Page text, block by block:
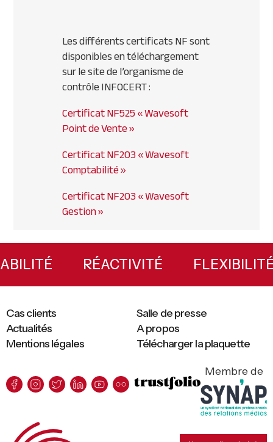
Les différents certificats NF sont
disponibles en téléchargement
sur le site de l’organisme de
contrôle INFOCERT :
Certificat NF525 « Wavesoft
Point de Vente »
Certificat NF203 « Wavesoft
Comptabilité »
Certificat NF203 « Wavesoft
Gestion »
Primary
Sidebar
RÉACTIVITÉ
Mentions légales Télécharger la plaquette
Cas clients
Salle de presse
Actualités
A propos
Membre de